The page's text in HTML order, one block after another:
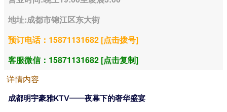
地址:成都市锦江区东大街
预订电话：15871131682 [点击拨号]
客服微信：15871131682 [点击复制]
详情内容
成都明宇豪雅KTV——夜幕下的奢华盛宴